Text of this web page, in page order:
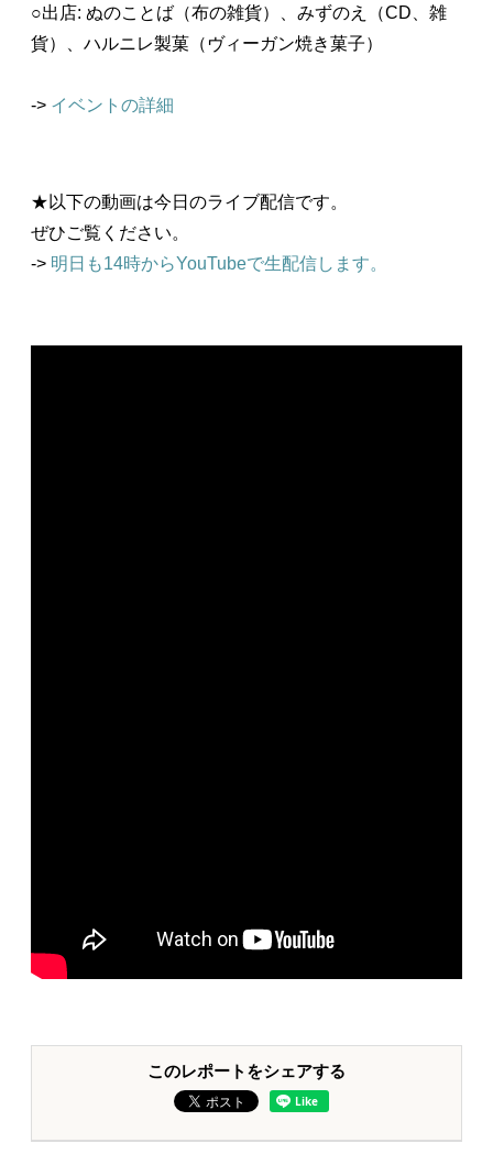
○出店: ぬのことば（布の雑貨）、みずのえ（CD、雑
貨）、ハルニレ製菓（ヴィーガン焼き菓子）
-> イベントの詳細
★以下の動画は今日のライブ配信です。
ぜひご覧ください。
-> 明日も14時からYouTubeで生配信します。
このレポートをシェアする